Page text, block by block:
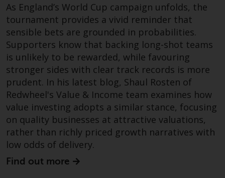
As England’s World Cup campaign unfolds, the
tournament provides a vivid reminder that
sensible bets are grounded in probabilities.
Supporters know that backing long-shot teams
is unlikely to be rewarded, while favouring
stronger sides with clear track records is more
prudent. In his latest blog, Shaul Rosten of
Redwheel's Value & Income team examines how
value investing adopts a similar stance, focusing
on quality businesses at attractive valuations,
rather than richly priced growth narratives with
low odds of delivery.
Find out more